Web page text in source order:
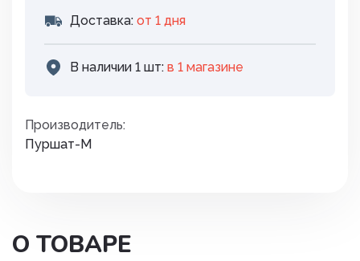
Доставка: от 1 дня
В наличии 1 шт: в 1 магазинe
Производитель:
Пуршат-М
О ТОВАРЕ